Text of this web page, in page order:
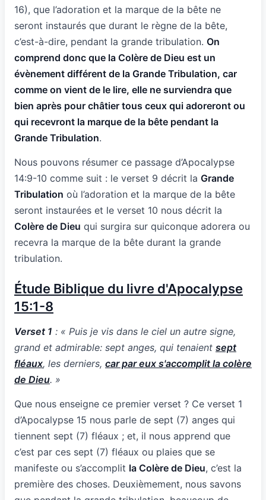
16), que l’adoration et la marque de la bête ne
seront instaurés que durant le règne de la bête,
c’est-à-dire, pendant la grande tribulation. On
comprend donc que la Colère de Dieu est un
évènement différent de la Grande Tribulation, car
comme on vient de le lire, elle ne surviendra que
bien après pour châtier tous ceux qui adoreront ou
qui recevront la marque de la bête pendant la
Grande Tribulation.
Nous pouvons résumer ce passage d’Apocalypse
14:9-10 comme suit : le verset 9 décrit la Grande
Tribulation où l’adoration et la marque de la bête
seront instaurées et le verset 10 nous décrit la
Colère de Dieu qui surgira sur quiconque adorera ou
recevra la marque de la bête durant la grande
tribulation.
Étude Biblique du livre d'Apocalypse
15:1-8
Verset 1 : « Puis je vis dans le ciel un autre signe,
grand et admirable: sept anges, qui tenaient sept
fléaux, les derniers, car par eux s'accomplit la colère
de Dieu. »
Que nous enseigne ce premier verset ? Ce verset 1
d’Apocalypse 15 nous parle de sept (7) anges qui
tiennent sept (7) fléaux ; et, il nous apprend que
c’est par ces sept (7) fléaux ou plaies que se
manifeste ou s’accomplit la Colère de Dieu, c’est la
première des choses. Deuxièmement, nous savons